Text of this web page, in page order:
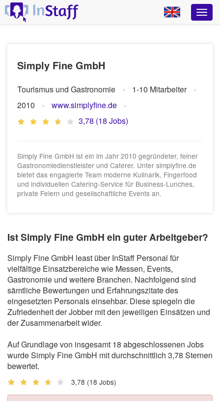
Simply Fine GmbH
Tourismus und Gastronomie
1-10 Mitarbeiter
2010
www.simplyfine.de
3,78 (18 Jobs)
Simply Fine GmbH ist ein im Jahr 2010 gegründeter, feiner
Gastronomiedienstleister und Caterer. Unter simplyfine.de
bietet das engagierte Team moderne Kulinarik, Fingerfood
und individuellen Catering-Service für Business-Lunches,
private Feiern und gesellschaftliche Events an.
Ist Simply Fine GmbH ein guter Arbeitgeber?
Simply Fine GmbH least über InStaff Personal für
vielfältige Einsatzbereiche wie Messen, Events,
Gastronomie und weitere Branchen. Nachfolgend sind
sämtliche Bewertungen und Erfahrungszitate des
eingesetzten Personals einsehbar. Diese spiegeln die
Zufriedenheit der Jobber mit den jeweiligen Einsätzen und
der Zusammenarbeit wider.
Auf Grundlage von insgesamt 18 abgeschlossenen Jobs
wurde Simply Fine GmbH mit durchschnittlich 3,78 Sternen
bewertet.
3,78 (18 Jobs)